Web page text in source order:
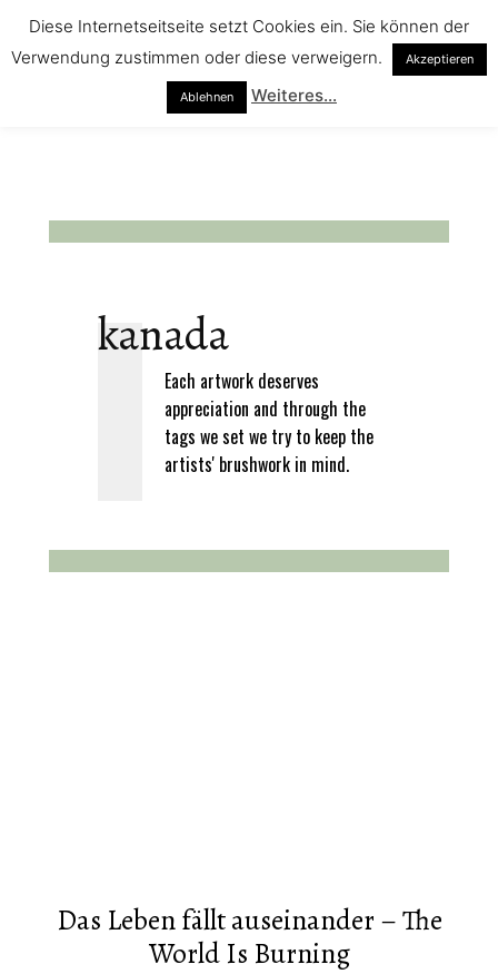
kanada
Each artwork deserves
appreciation and through the
tags we set we try to keep the
artists' brushwork in mind.
Das Leben fällt auseinander – The
World Is Burning
Diese Internetseitseite setzt Cookies ein. Sie können der
Verwendung zustimmen oder diese verweigern.
Akzeptieren
Ablehnen Weiteres...